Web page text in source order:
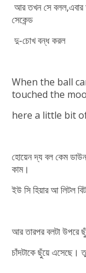
আর তখন সে বলল,এবার
সেকেন্ড
দু-চোখ বন্ধ করল
When the ball
touched the
here a little bit
হোয়েন দ্য বল কেম
কাম।
ইউ সি হিয়ার আ লিটল
আর তারপর বলটা উপরে
চাঁদটাকে ছুঁয়ে এসেছে।